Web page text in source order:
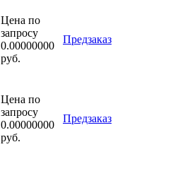
Цена по
запросу
0.00000000
руб.
Предзаказ
Цена по
запросу
0.00000000
руб.
Предзаказ